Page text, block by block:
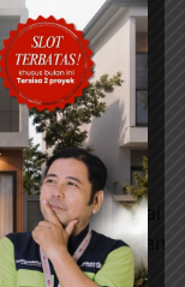
yang
Instagramkami
impian
dan sesuai
ruangan